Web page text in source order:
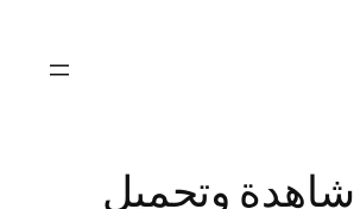
شاهدة وتحميل